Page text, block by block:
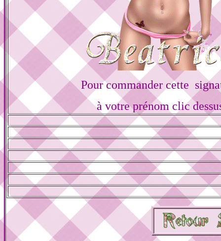
Pour commander cette
à votre prénom clic